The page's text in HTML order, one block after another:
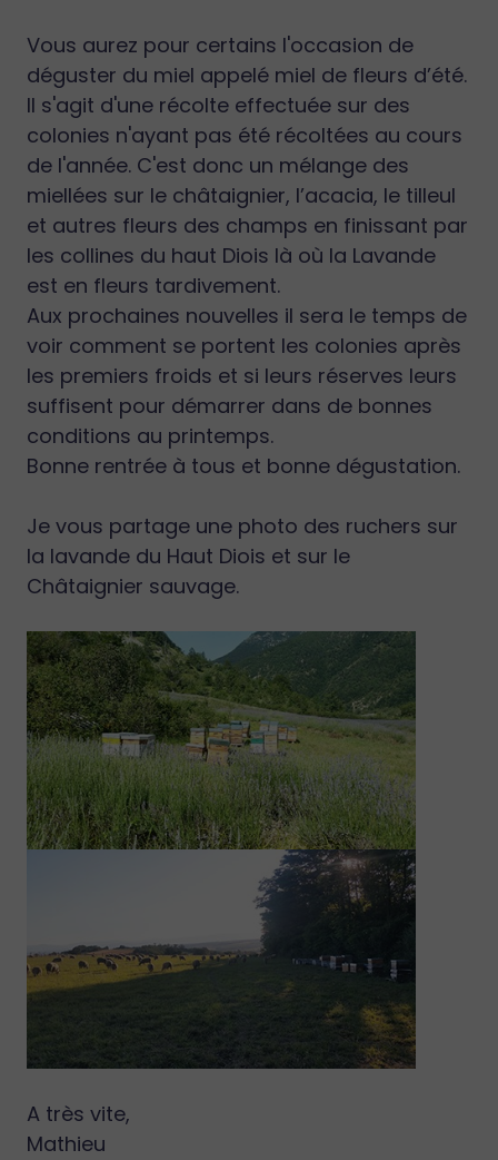
Vous aurez pour certains l'occasion de
déguster du miel appelé miel de fleurs d’été.
Il s'agit d'une récolte effectuée sur des
colonies n'ayant pas été récoltées au cours
de l'année. C'est donc un mélange des
miellées sur le châtaignier, l’acacia, le tilleul
et autres fleurs des champs en finissant par
les collines du haut Diois là où la Lavande
est en fleurs tardivement.
Aux prochaines nouvelles il sera le temps de
voir comment se portent les colonies après
les premiers froids et si leurs réserves leurs
suffisent pour démarrer dans de bonnes
conditions au printemps.
Bonne rentrée à tous et bonne dégustation.
Je vous partage une photo des ruchers sur
la lavande du Haut Diois et sur le
Châtaignier sauvage.
A très vite,
Mathieu